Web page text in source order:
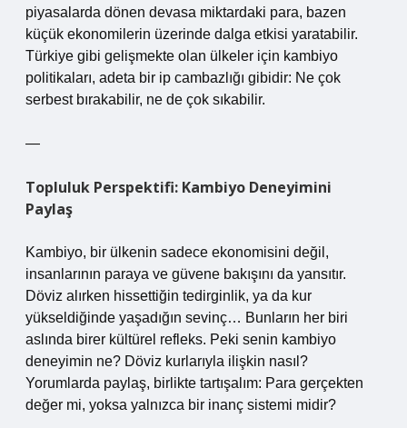
piyasalarda dönen devasa miktardaki para, bazen
küçük ekonomilerin üzerinde dalga etkisi yaratabilir.
Türkiye gibi gelişmekte olan ülkeler için kambiyo
politikaları, adeta bir ip cambazlığı gibidir: Ne çok
serbest bırakabilir, ne de çok sıkabilir.
—
Topluluk Perspektifi: Kambiyo Deneyimini
Paylaş
Kambiyo, bir ülkenin sadece ekonomisini değil,
insanlarının paraya ve güvene bakışını da yansıtır.
Döviz alırken hissettiğin tedirginlik, ya da kur
yükseldiğinde yaşadığın sevinç… Bunların her biri
aslında birer kültürel refleks. Peki senin kambiyo
deneyimin ne? Döviz kurlarıyla ilişkin nasıl?
Yorumlarda paylaş, birlikte tartışalım: Para gerçekten
değer mi, yoksa yalnızca bir inanç sistemi midir?